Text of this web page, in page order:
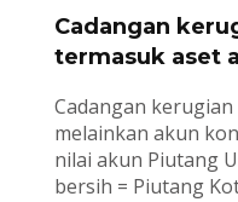
Cadangan
termasuk aset
Cadangan
melainkan akun
nilai akun Piutang
bersih = Piutang